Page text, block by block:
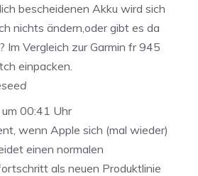
bescheidenen Akku wird sich
nichts ändern,oder gibt es da
Im Vergleich zur Garmin fr 945
einpacken.
00:41 Uhr
wenn Apple sich (mal wieder)
einen normalen
als neuen Produktlinie